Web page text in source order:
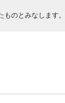
のとみなします。